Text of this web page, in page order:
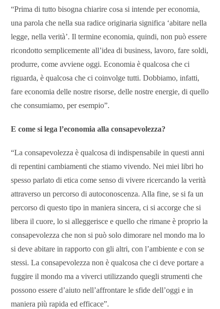
“Prima di tutto bisogna chiarire cosa si intende per economia,
una parola che nella sua radice originaria significa ‘abitare nella
legge, nella verità’. Il termine economia, quindi, non può essere
ricondotto semplicemente all’idea di business, lavoro, fare soldi,
produrre, come avviene oggi. Economia è qualcosa che ci
riguarda, è qualcosa che ci coinvolge tutti. Dobbiamo, infatti,
fare economia delle nostre risorse, delle nostre energie, di quello
che consumiamo, per esempio”.
E come si lega l’economia alla consapevolezza?
“La consapevolezza è qualcosa di indispensabile in questi anni
di repentini cambiamenti che stiamo vivendo. Nei miei libri ho
spesso parlato di etica come senso di vivere ricercando la verità
attraverso un percorso di autoconoscenza. Alla fine, se si fa un
percorso di questo tipo in maniera sincera, ci si accorge che si
libera il cuore, lo si alleggerisce e quello che rimane è proprio la
consapevolezza che non si può solo dimorare nel mondo ma lo
si deve abitare in rapporto con gli altri, con l’ambiente e con se
stessi. La consapevolezza non è qualcosa che ci deve portare a
fuggire il mondo ma a viverci utilizzando quegli strumenti che
possono essere d’aiuto nell’affrontare le sfide dell’oggi e in
maniera più rapida ed efficace”.